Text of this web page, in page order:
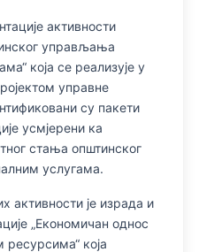
активности
управљања
која се реализује у
управне
су пакети
усмјерени ка
стања општинског
услугама.
активности је израда и
„Економичан однос
која